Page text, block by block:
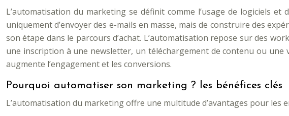
L’automatisation du marketing se définit comme l’usage de logiciels
uniquement d’envoyer des e-mails en masse, mais de construire des
son étape dans le parcours d’achat. L’automatisation repose sur des
une inscription à une newsletter, un téléchargement de contenu ou une
augmente l’engagement et les conversions.
Pourquoi automatiser son marketing ? les bénéfices clés
L’automatisation du marketing offre une multitude d’avantages pour les